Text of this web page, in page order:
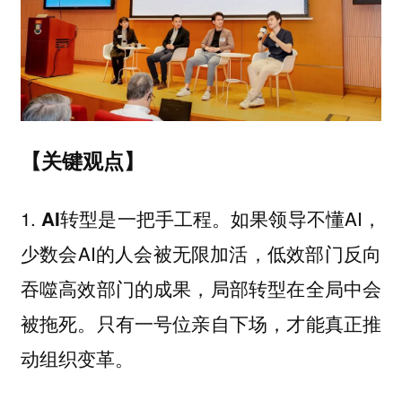
【关键观点】
1. AI转型是一把手工程。如果领导不懂AI，
少数会AI的人会被无限加活，低效部门反向
吞噬高效部门的成果，局部转型在全局中会
被拖死。只有一号位亲自下场，才能真正推
动组织变革。